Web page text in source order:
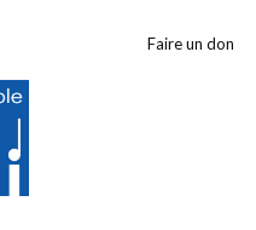
Faire un don